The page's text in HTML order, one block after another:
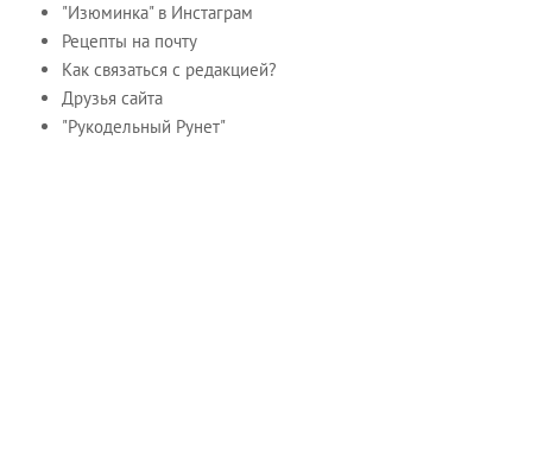
"Изюминка" в Инстаграм
Рецепты на почту
Как связаться с редакцией?
Друзья сайта
"Рукодельный Рунет"